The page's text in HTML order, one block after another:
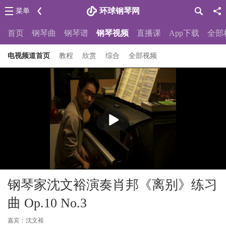
环球钢琴网
菜单
首页 钢琴曲 钢琴谱 钢琴视频 直播课 App下载 全部
电视频道首页 教程 欣赏 综合 全部视频
放
钢琴家沈文裕演奏肖邦《离别》练习
曲 Op.10 No.3
嘉宾：沈文裕